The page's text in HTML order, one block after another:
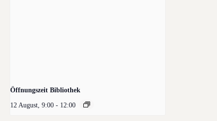
Öffnungszeit Bibliothek
12 August, 9:00 - 12:00